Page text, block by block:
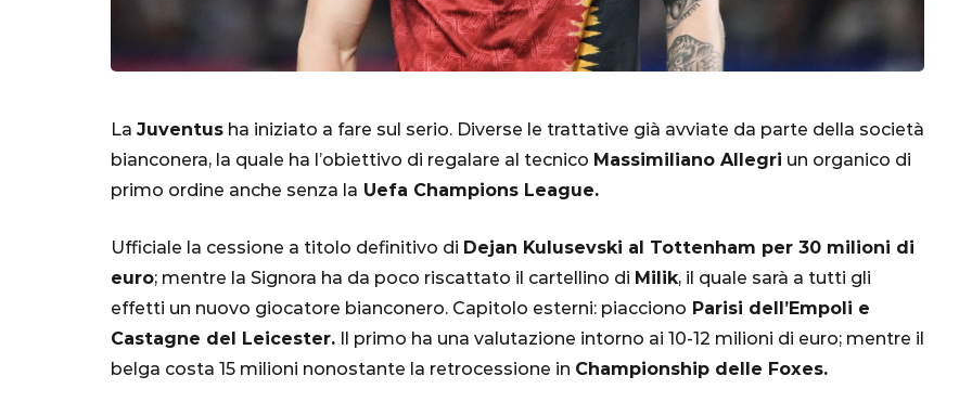
La Juventus ha iniziato a fare sul serio. Diverse le trattative già avviate da parte della società
bianconera, la quale ha l’obiettivo di regalare al tecnico Massimiliano Allegri un organico di
primo ordine anche senza la Uefa Champions League.
Ufficiale la cessione a titolo definitivo di Dejan Kulusevski al Tottenham per 30 milioni di
euro; mentre la Signora ha da poco riscattato il cartellino di Milik, il quale sarà a tutti gli
effetti un nuovo giocatore bianconero. Capitolo esterni: piacciono Parisi dell’Empoli e
Castagne del Leicester. Il primo ha una valutazione intorno ai 10-12 milioni di euro; mentre il
belga costa 15 milioni nonostante la retrocessione in Championship delle Foxes.
SERIE A CALCIO MONDIALE QATAR